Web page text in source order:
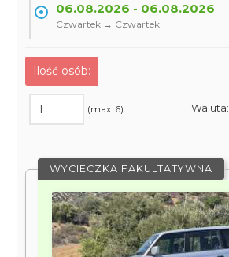
06.08.2026 - 06.08.2026
Czwartek → Czwartek
Ilość osób:
(max. 6) Waluta:
WYCIECZKA FAKULTATYWNA